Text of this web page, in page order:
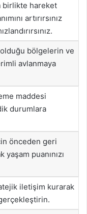
birlikte hareket
artırırsınız
bölgelerin ve
avlanmaya
maddesi
durumlara
önceden geri
yaşam puanınızı
iletişim kurarak